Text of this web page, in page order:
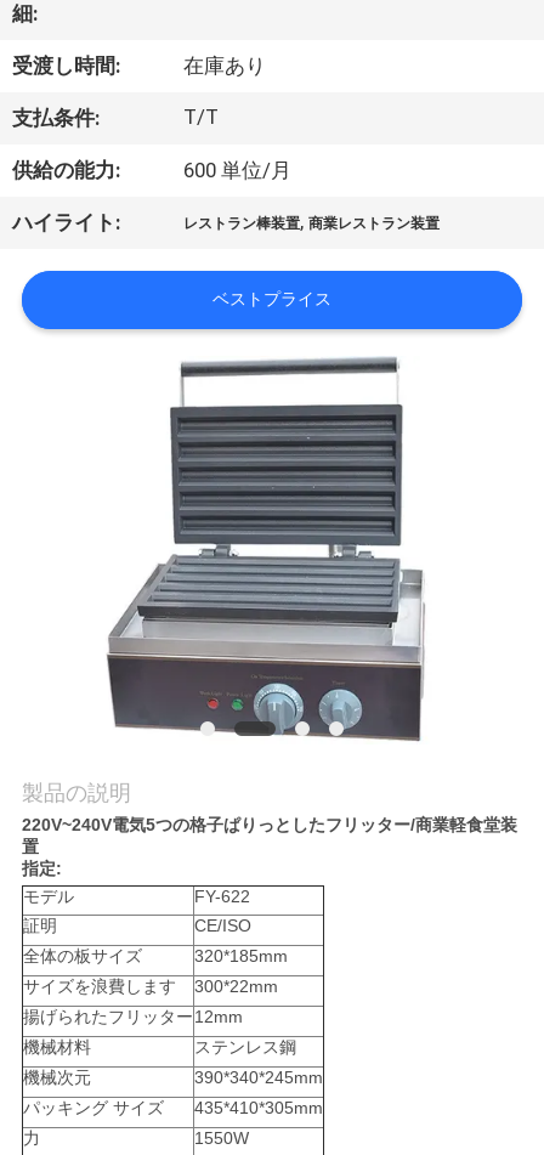
私
達
つ
い
て
私
達
に
連
絡
し
な
細:
受渡し時間: 在庫あり
支払条件: T/T
供給の能力: 600 単位/月
ハイライト: レストラン棒装置,商業レストラン装置
ベストプライス
製品の説明
220V~240V電気5つの格子ぱりっとしたフリッター/商業軽食堂装
置
指定:
モデル
FY-622
証明
CE/ISO
全体の板サイズ
320*185mm
サイズを浪費します
300*22mm
揚げられたフリッター12mm
機械材料
ステンレス鋼
機械次元
390*340*245mm
パッキング サイズ
435*410*305mm
力
1550W